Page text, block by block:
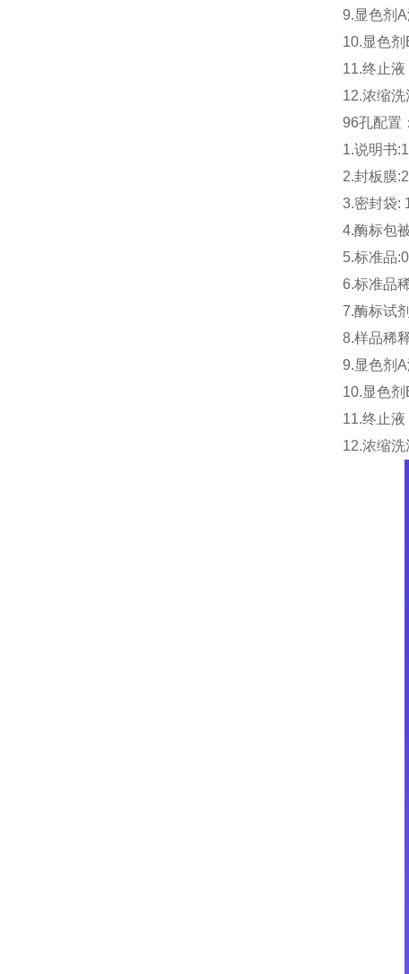
9.显色剂
10.显色剂
11.终止液
12.浓缩
96孔配置：
1.说明书
2.封板膜
3.密封袋:
4.酶标包
5.标准品
6.标准品
7.酶标试
8.样品稀
9.显色剂
10.显色
11.终止
12.浓缩